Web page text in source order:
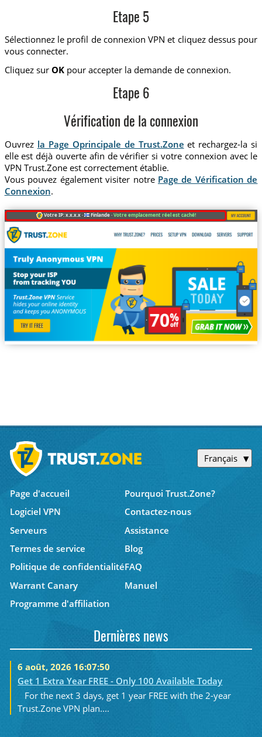
Etape 5
Sélectionnez le profil de connexion VPN et cliquez dessus pour
vous connecter.
Cliquez sur OKpour accepter la demande de connexion.
Etape 6
Vérification de la connexion
Ouvrez la Page Oprincipale de Trust.Zone et rechargez-la si
elle est déjà ouverte afin de vérifier si votre connexion avec le
VPN Trust.Zone est correctement établie.
Vous pouvez également visiter notre Page de Vérification de
Connexion.
Votre IP: x.x.x.x · Finlande ·Votre emplacement réel est caché!
Français
Page d'accueil
Pourquoi Trust.Zone?
Logiciel VPN
Contactez-nous
Serveurs
Assistance
Termes de service
Blog
Politique de confidentialitéFAQ
Warrant Canary
Manuel
Programme d'affiliation
Dernières news
6 août, 2026 16:07:50
Get 1 Extra Year FREE - Only 100 Available Today
For the next 3 days, get 1 year FREE with the 2-year
Trust.Zone VPN plan....